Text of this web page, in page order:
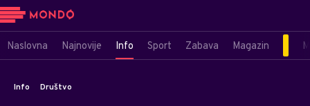
Naslovna Najnovije Info Sport Zabava Magazin
Info Društvo